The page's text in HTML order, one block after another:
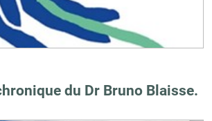
du Dr Bruno Blaisse.